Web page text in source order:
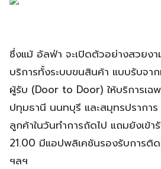
ซึ่งแม้ อัลฟ่า จะเปิดตัวอย่างสวยง
บริการทั้งระบบขนสินค้า แบบรับจา
ผู้รับ (Door to Door) ให้บริการเฉพ
ปทุมธานี นนทบุรี และสมุทรปรากา
ลูกค้าในวันทำการถัดไป แถมยังเข้
21.00 มีแอปพลิเคชันรองรับการติ
ฯลฯ